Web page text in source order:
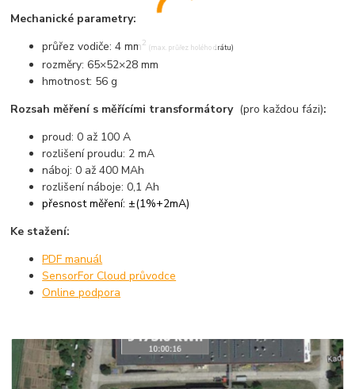
Mechanické parametry:
průřez vodiče: 4 mm2 (max. průřez holého drátu)
rozměry: 65×52×28 mm
hmotnost: 56 g
Rozsah měření s měřícími transformátory (pro každou fázi):
proud: 0 až 100 A
rozlišení proudu: 2 mA
náboj: 0 až 400 MAh
rozlišení náboje: 0,1 Ah
přesnost měření: ±(1%+2mA)
Ke stažení:
PDF manuál
SensorFor Cloud průvodce
Online podpora